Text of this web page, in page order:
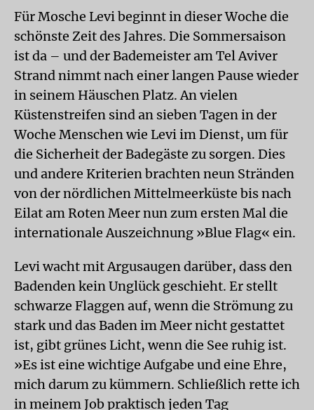
Für Mosche Levi beginnt in dieser Woche die
schönste Zeit des Jahres. Die Sommersaison
ist da – und der Bademeister am Tel Aviver
Strand nimmt nach einer langen Pause wieder
in seinem Häuschen Platz. An vielen
Küstenstreifen sind an sieben Tagen in der
Woche Menschen wie Levi im Dienst, um für
die Sicherheit der Badegäste zu sorgen. Dies
und andere Kriterien brachten neun Stränden
von der nördlichen Mittelmeerküste bis nach
Eilat am Roten Meer nun zum ersten Mal die
internationale Auszeichnung »Blue Flag« ein.
Levi wacht mit Argusaugen darüber, dass den
Badenden kein Unglück geschieht. Er stellt
schwarze Flaggen auf, wenn die Strömung zu
stark und das Baden im Meer nicht gestattet
ist, gibt grünes Licht, wenn die See ruhig ist.
»Es ist eine wichtige Aufgabe und eine Ehre,
mich darum zu kümmern. Schließlich rette ich
in meinem Job praktisch jeden Tag